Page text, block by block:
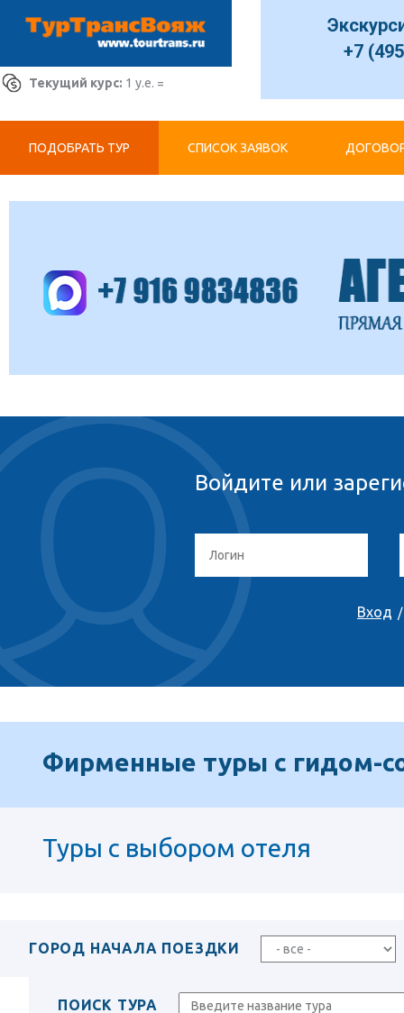
Текущий курс: 1 у.е. =
+7
ПОДОБРАТЬ ТУР СПИСОК ЗАЯВОК
Войдите или
Вход /
Фирменные туры с гидом-
Туры с выбором отеля
ГОРОД НАЧАЛА ПОЕЗДКИ
ПОИСК ТУРА